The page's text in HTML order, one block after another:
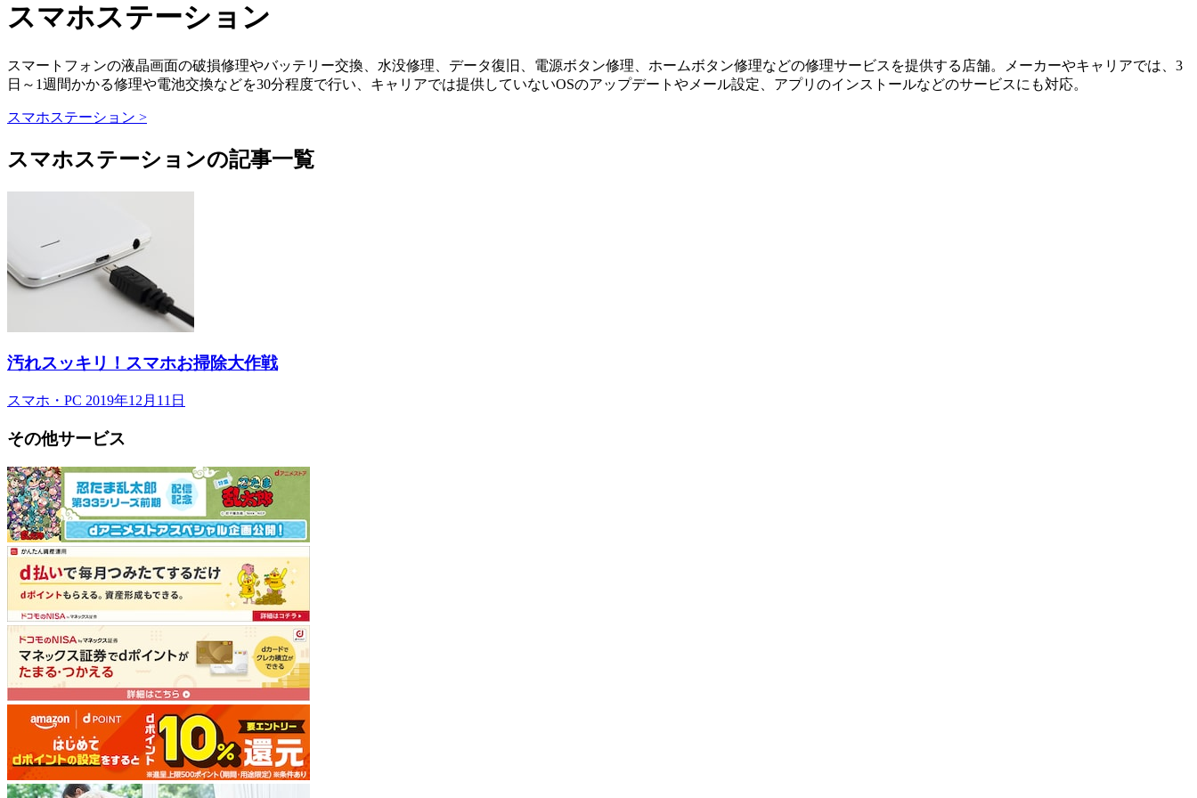
スマホステーション
スマートフォンの液晶画面の破損修理やバッテリー交換、水没修理、データ復旧、電源ボタン修理、ホームボタン修理などの修理サービスを提供する店舗。メーカーやキャリアでは、3
日～1週間かかる修理や電池交換などを30分程度で行い、キャリアでは提供していないOSのアップデートやメール設定、アプリのインストールなどのサービスにも対応。
スマホステーション >
スマホステーションの記事一覧
汚れスッキリ！スマホお掃除大作戦
スマホ・PC 2019年12月11日
その他サービス